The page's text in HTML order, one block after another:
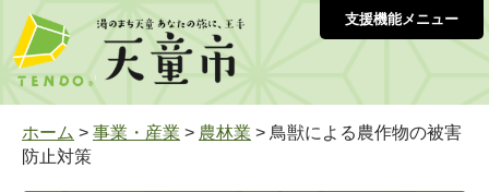
支援機能メニュー
ホーム > 事業・産業 > 農林業 > 鳥獣による農作物の被害
防止対策